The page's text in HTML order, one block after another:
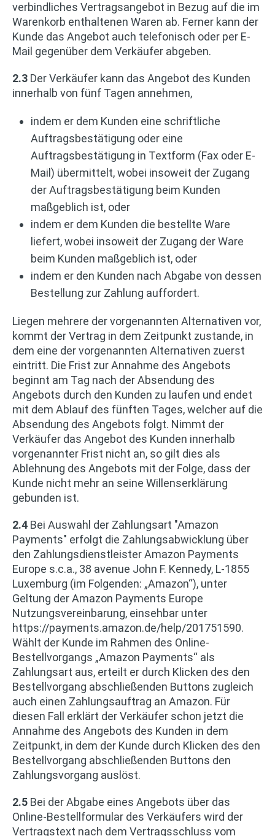
verbindliches Vertragsangebot in Bezug auf die im
Warenkorb enthaltenen Waren ab. Ferner kann der
Kunde das Angebot auch telefonisch oder per E-
Mail gegenüber dem Verkäufer abgeben.
2.3 Der Verkäufer kann das Angebot des Kunden
innerhalb von fünf Tagen annehmen,
indem er dem Kunden eine schriftliche
Auftragsbestätigung oder eine
Auftragsbestätigung in Textform (Fax oder E-
Mail) übermittelt, wobei insoweit der Zugang
der Auftragsbestätigung beim Kunden
maßgeblich ist, oder
indem er dem Kunden die bestellte Ware
liefert, wobei insoweit der Zugang der Ware
beim Kunden maßgeblich ist, oder
indem er den Kunden nach Abgabe von dessen
Bestellung zur Zahlung auffordert.
Liegen mehrere der vorgenannten Alternativen vor,
kommt der Vertrag in dem Zeitpunkt zustande, in
dem eine der vorgenannten Alternativen zuerst
eintritt. Die Frist zur Annahme des Angebots
beginnt am Tag nach der Absendung des
Angebots durch den Kunden zu laufen und endet
mit dem Ablauf des fünften Tages, welcher auf die
Absendung des Angebots folgt. Nimmt der
Verkäufer das Angebot des Kunden innerhalb
vorgenannter Frist nicht an, so gilt dies als
Ablehnung des Angebots mit der Folge, dass der
Kunde nicht mehr an seine Willenserklärung
gebunden ist.
2.4 Bei Auswahl der Zahlungsart "Amazon
Payments" erfolgt die Zahlungsabwicklung über
den Zahlungsdienstleister Amazon Payments
Europe s.c.a., 38 avenue John F. Kennedy, L-1855
Luxemburg (im Folgenden: „Amazon“), unter
Geltung der Amazon Payments Europe
Nutzungsvereinbarung, einsehbar unter
https://payments.amazon.de/help/201751590.
Wählt der Kunde im Rahmen des Online-
Bestellvorgangs „Amazon Payments“ als
Zahlungsart aus, erteilt er durch Klicken des den
Bestellvorgang abschließenden Buttons zugleich
auch einen Zahlungsauftrag an Amazon. Für
diesen Fall erklärt der Verkäufer schon jetzt die
Annahme des Angebots des Kunden in dem
Zeitpunkt, in dem der Kunde durch Klicken des den
Bestellvorgang abschließenden Buttons den
Zahlungsvorgang auslöst.
2.5 Bei der Abgabe eines Angebots über das
Online-Bestellformular des Verkäufers wird der
Vertragstext nach dem Vertragsschluss vom